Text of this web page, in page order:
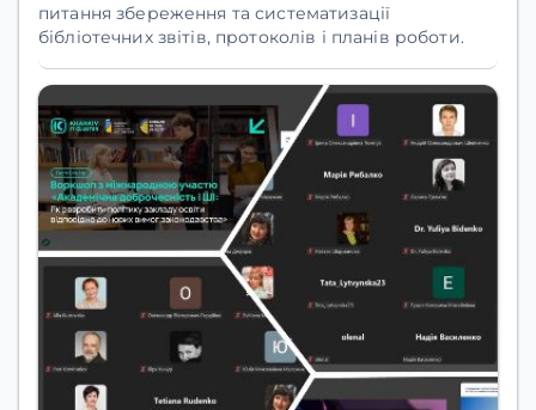
питання збереження та систематизації
бібліотечних звітів, протоколів і планів роботи.